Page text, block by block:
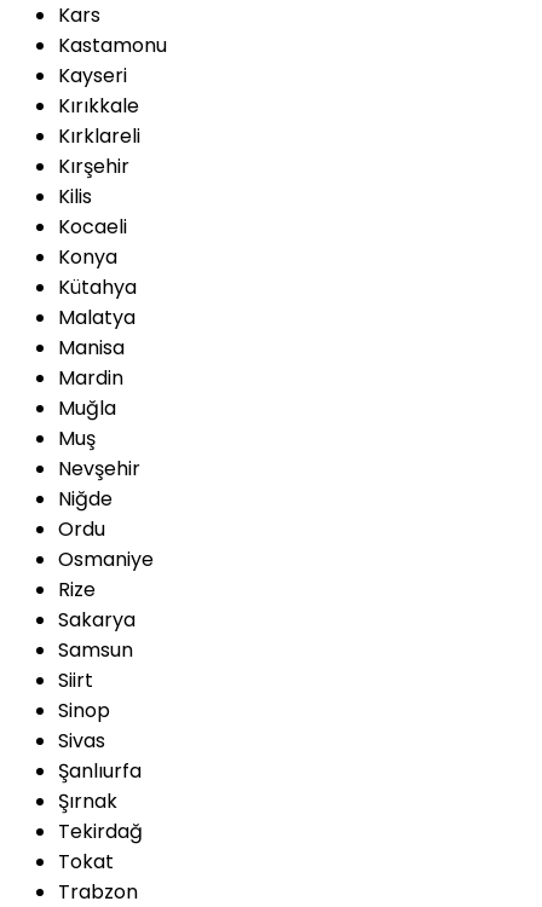
Kars
Kastamonu
Kayseri
Kırıkkale
Kırklareli
Kırşehir
Kilis
Kocaeli
Konya
Kütahya
Malatya
Manisa
Mardin
Muğla
Muş
Nevşehir
Niğde
Ordu
Osmaniye
Rize
Sakarya
Samsun
Siirt
Sinop
Sivas
Şanlıurfa
Şırnak
Tekirdağ
Tokat
Trabzon